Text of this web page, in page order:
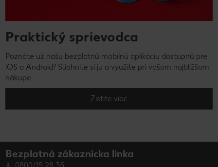
Praktický sprievodca
Poznáte už našu bezplatnú mobilnú aplikáciu dostupnú pre
iOS a Android? Stiahnite si ju a využite pri vašom najbližšom
nákupe.
Zistite viac
Bezplatná zákaznícka linka
0800/15 28 35